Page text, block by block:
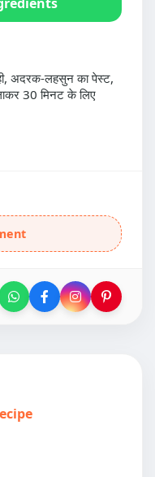
अदरक-लहसुन का पेस्ट,
30 मिनट के लिए